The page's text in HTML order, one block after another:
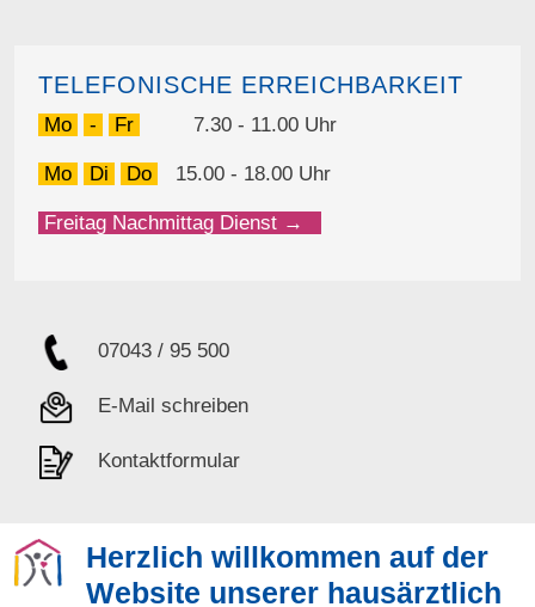
TELEFONISCHE ERREICHBARKEIT
Mo - Fr 7.30 - 11.00 Uhr
Mo Di Do 15.00 - 18.00 Uhr
Freitag Nachmittag Dienst →
07043 / 95 500
E-Mail schreiben
Kontaktformular
Herzlich willkommen auf der
Website unserer hausärztlich